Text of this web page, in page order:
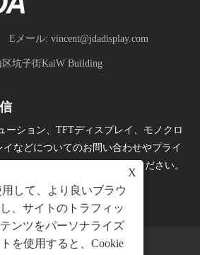
Eメール: vincent@jdadisplay.com
坑子街KaiW Building
ーション、TFTディスプレイ、モノクロ
などについてのお問い合わせやプライ
時間以内にメールをお知らせください。
X
して、より良いブラウ
、サイトのトラフィッ
ンツをパーソナライズ
を使用すると、Cookie